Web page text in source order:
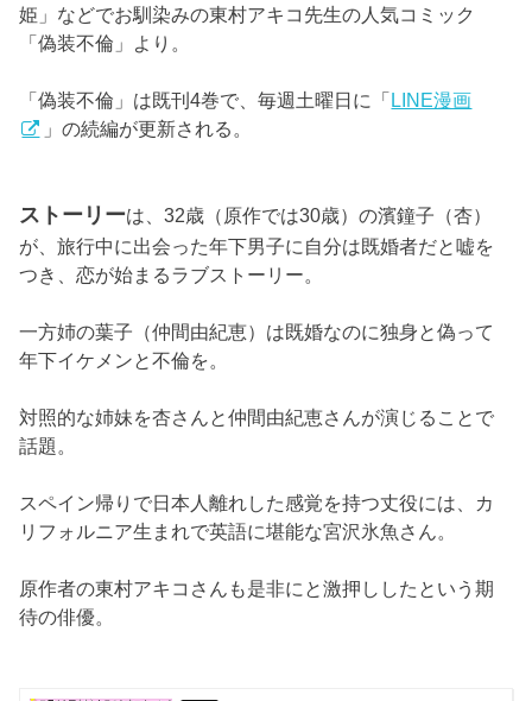
姫」などでお馴染みの東村アキコ先生の人気コミック
「偽装不倫」より。
「偽装不倫」は既刊4巻で、毎週土曜日に「LINE漫画
」の続編が更新される。
ストーリーは、32歳（原作では30歳）の濱鐘子（杏）
が、旅行中に出会った年下男子に自分は既婚者だと嘘を
つき、恋が始まるラブストーリー。
一方姉の葉子（仲間由紀恵）は既婚なのに独身と偽って
年下イケメンと不倫を。
対照的な姉妹を杏さんと仲間由紀恵さんが演じることで
話題。
スペイン帰りで日本人離れした感覚を持つ丈役には、カ
リフォルニア生まれで英語に堪能な宮沢氷魚さん。
原作者の東村アキコさんも是非にと激押ししたという期
待の俳優。